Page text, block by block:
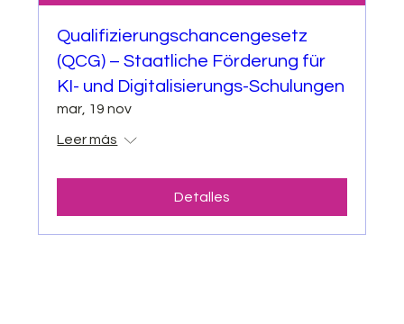
Qualifizierungschancengesetz
(QCG) – Staatliche Förderung für
KI- und Digitalisierungs-Schulungen
mar, 19 nov
Leer más
Detalles